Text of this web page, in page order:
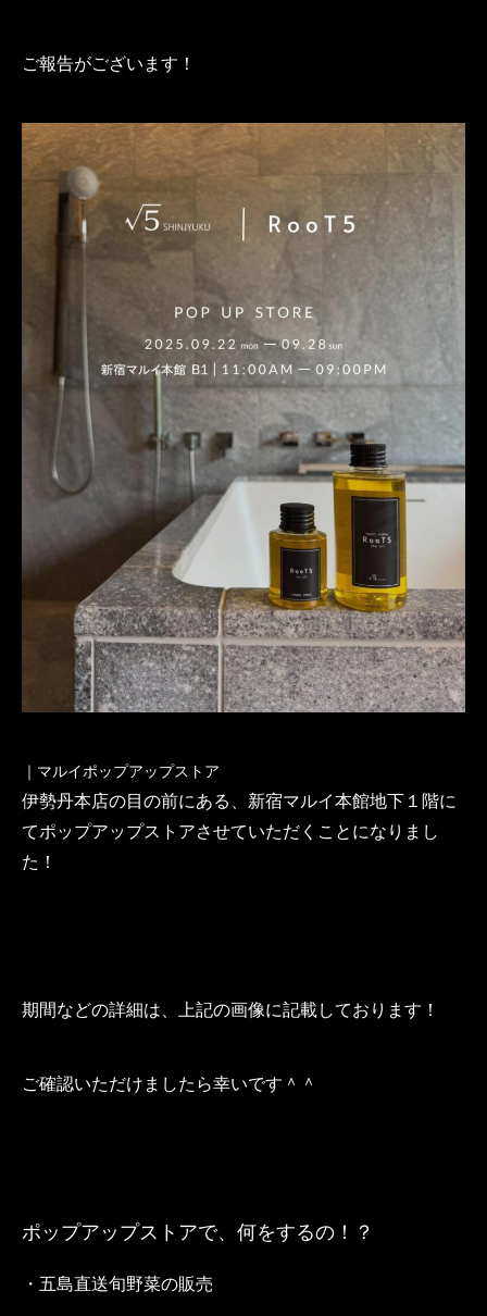
ご報告がございます！
｜マルイポップアップストア
伊勢丹本店の目の前にある、新宿マルイ本館地下１階に
てポップアップストアさせていただくことになりまし
た！
期間などの詳細は、上記の画像に記載しております！
ご確認いただけましたら幸いです＾＾
ポップアップストアで、何をするの！？
・五島直送旬野菜の販売